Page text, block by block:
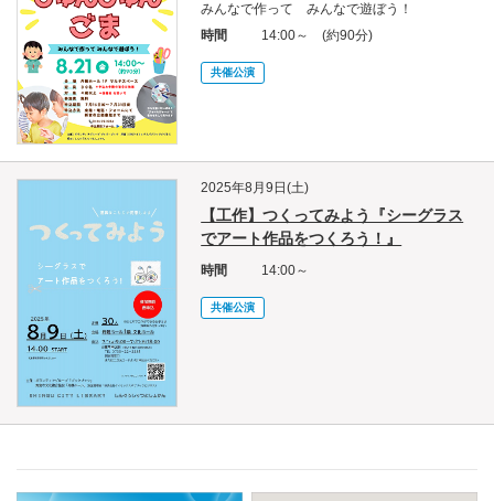
みんなで作って みんなで遊ぼう！
時間
14:00～ (約90分)
共催公演
2025年8月9日(土)
【工作】つくってみよう『シーグラス
でアート作品をつくろう！』
時間 14:00～
共催公演